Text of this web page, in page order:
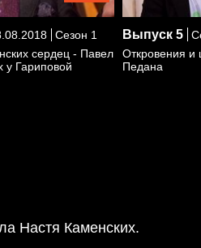
Сезон 1
сердец - Павел
у Гариповой
Выпуск 5
Откровения и
Педана
Настя Каменских.